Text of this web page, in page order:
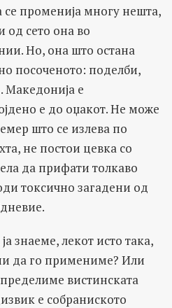
променија многу нешта,
од сето она во
Но, она што остана
посоченото: поделби,
Македонија е
е до оџакот. Не може
што се излева по
не постои цевка со
да прифати толкаво
токсично загадени од
знаеме, лекот исто така,
да го примениме? Или
вистинската
е собраниското